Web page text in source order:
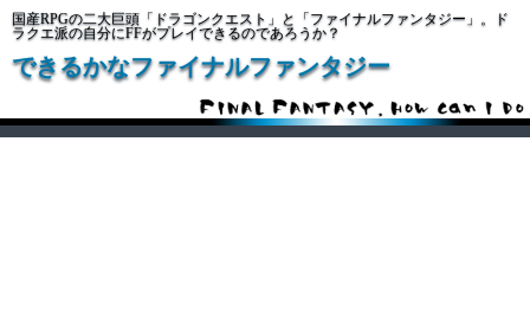
国産RPGの二大巨頭「ドラゴンクエスト」と「ファイナルファンタジー」。ド
ラクエ派の自分にFFがプレイできるのであろうか？
できるかなファイナルファンタジー